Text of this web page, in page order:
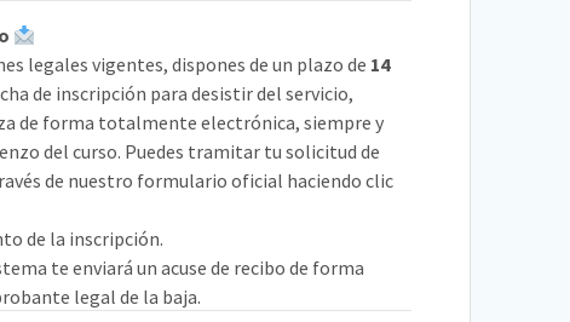
legales vigentes, dispones de un plazo de 14
de inscripción para desistir del servicio,
de forma totalmente electrónica, siempre y
del curso. Puedes tramitar tu solicitud de
de nuestro formulario oficial haciendo clic
de la inscripción.
te enviará un acuse de recibo de forma
legal de la baja.